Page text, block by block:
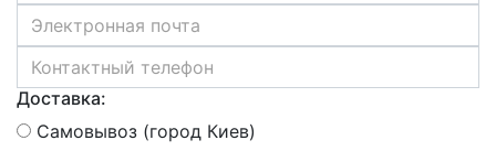
Доставка:
Самовывоз (город Киев)